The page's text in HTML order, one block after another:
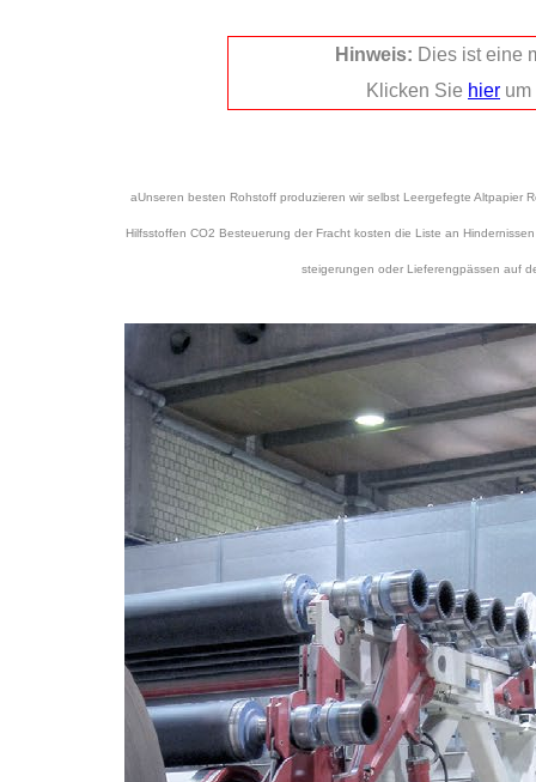
aUnseren besten Rohstoff produzieren wir selbst Leergefegte Altpapier
Hilfsstoffen CO2 Besteuerung der Fracht kosten die Liste an
steigerungen oder Lieferengpässen auf
Hinweis: Dies ist eine
Klicken Sie hier um